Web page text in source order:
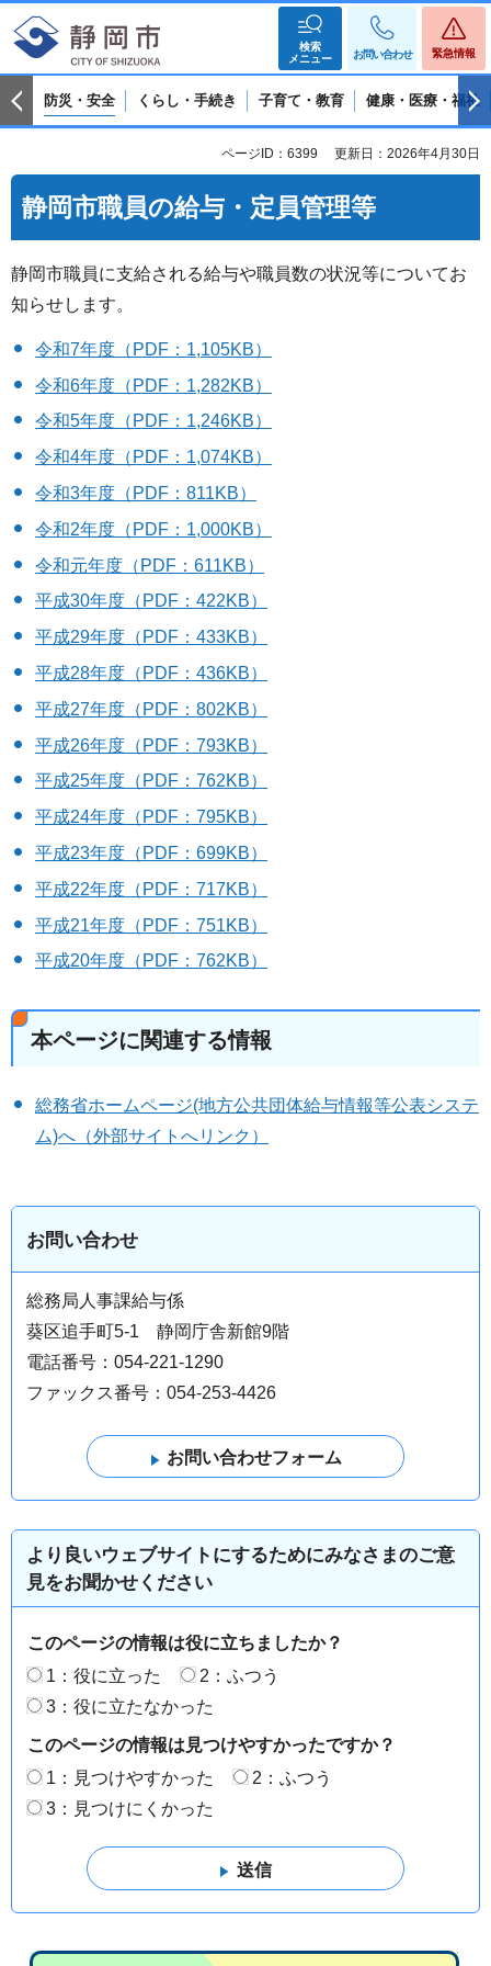
検索
メニュー
お問い合わせ 緊急情報
防災・安全 くらし・手続き 子育て・教育 健康・医療・福祉
ページID：6399 更新日：2026年4月30日
静岡市職員の給与・定員管理等
静岡市職員に支給される給与や職員数の状況等についてお
知らせします。
令和7年度（PDF：1,105KB）
令和6年度（PDF：1,282KB）
令和5年度（PDF：1,246KB）
令和4年度（PDF：1,074KB）
令和3年度（PDF：811KB）
令和2年度（PDF：1,000KB）
令和元年度（PDF：611KB）
平成30年度（PDF：422KB）
平成29年度（PDF：433KB）
平成28年度（PDF：436KB）
平成27年度（PDF：802KB）
平成26年度（PDF：793KB）
平成25年度（PDF：762KB）
平成24年度（PDF：795KB）
平成23年度（PDF：699KB）
平成22年度（PDF：717KB）
平成21年度（PDF：751KB）
平成20年度（PDF：762KB）
本ページに関連する情報
総務省ホームページ(地方公共団体給与情報等公表システ
ム)へ（外部サイトへリンク）
お問い合わせ
総務局人事課給与係
葵区追手町5-1 静岡庁舎新館9階
電話番号：054-221-1290
ファックス番号：054-253-4426
より良いウェブサイトにするためにみなさまのご意
見をお聞かせください
このページの情報は役に立ちましたか？
1：役に立った
2：ふつう
3：役に立たなかった
このページの情報は見つけやすかったですか？
1：見つけやすかった
2：ふつう
3：見つけにくかった